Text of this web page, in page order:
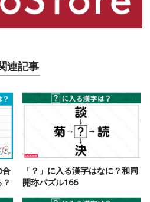
連記事
合
「？」に入る漢字はなに？和同
開珎パズル166